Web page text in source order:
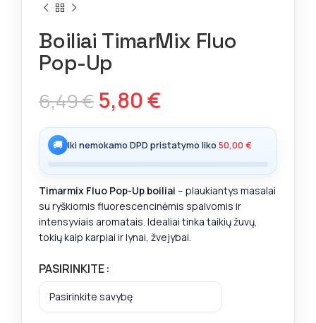
Boiliai TimarMix Fluo
Pop-Up
6,49€ 5,80€
🚚 Iki nemokamo DPD pristatymo liko 50,00€
Timarmix Fluo Pop-Up boiliai – plaukiantys masalai
su ryškiomis fluorescencinėmis spalvomis ir
intensyviais aromatais. Idealiai tinka taikių žuvų,
tokių kaip karpiai ir lynai, žvejybai.
PASIRINKITE